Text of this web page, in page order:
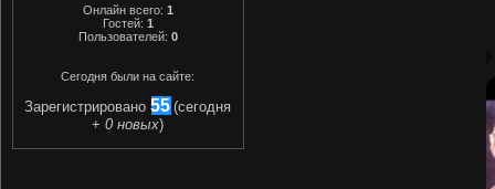
Онлайн всего: 1
Гостей: 1
Пользователей: 0
Сегодня были на сайте:
Зарегистрировано 55 (сегодня
+0 новых)